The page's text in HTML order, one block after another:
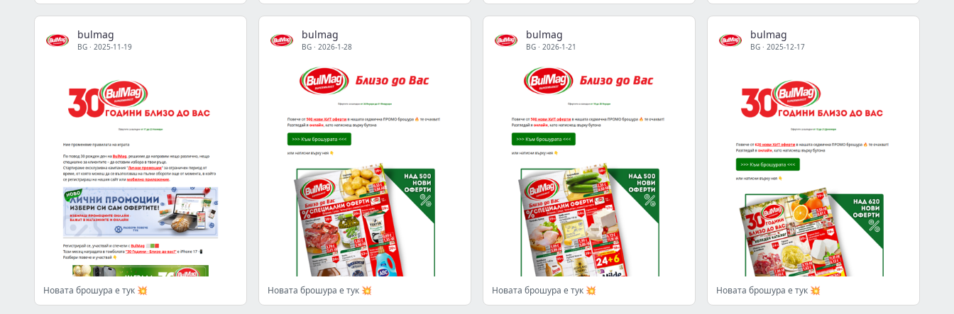
bulmag
BG · 2025-11-19
Новата брошура е тук 💥
bulmag
BG · 2026-1-28
Новата брошура е тук 💥
bulmag
BG · 2026-1-21
Новата брошура е тук 💥
bulmag
BG · 2025-12-17
Новата брошура е тук 💥